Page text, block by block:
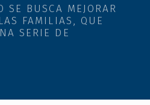
SE BUSCA MEJORAR
FAMILIAS, QUE
SERIE DE